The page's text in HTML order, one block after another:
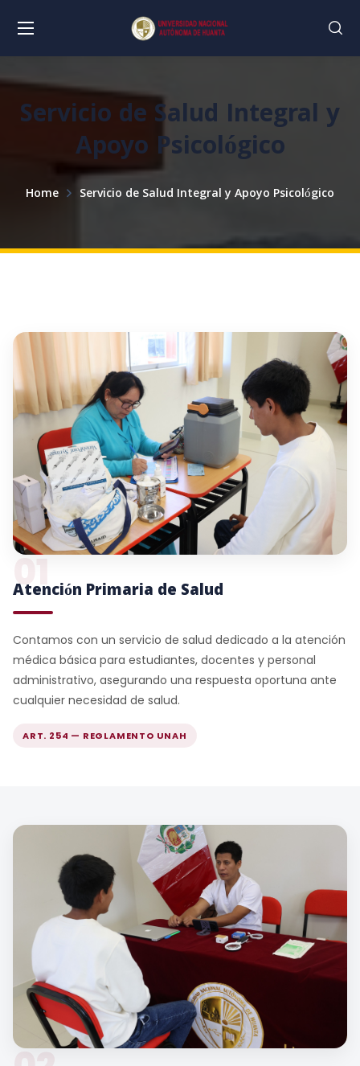
Servicio de Salud Integral y
Apoyo Psicológico
Home Servicio de Salud Integral y Apoyo Psicológico
01
Atención Primaria de Salud
Contamos con un servicio de salud dedicado a la atención
médica básica para estudiantes, docentes y personal
administrativo, asegurando una respuesta oportuna ante
cualquier necesidad de salud.
ART. 254 — REGLAMENTO UNAH